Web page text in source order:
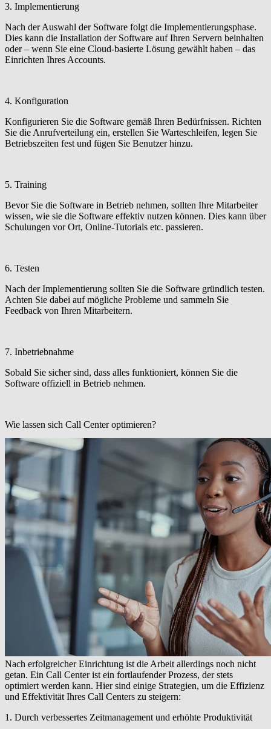
3. Implementierung
Nach der Auswahl der Software folgt die Implementierungsphase.
Dies kann die Installation der Software auf Ihren Servern beinhalten
oder – wenn Sie eine Cloud-basierte Lösung gewählt haben – das
Einrichten Ihres Accounts.
4. Konfiguration
Konfigurieren Sie die Software gemäß Ihren Bedürfnissen. Richten
Sie die Anrufverteilung ein, erstellen Sie Warteschleifen, legen Sie
Betriebszeiten fest und fügen Sie Benutzer hinzu.
5. Training
Bevor Sie die Software in Betrieb nehmen, sollten Ihre Mitarbeiter
wissen, wie sie die Software effektiv nutzen können. Dies kann über
Schulungen vor Ort, Online-Tutorials etc. passieren.
6. Testen
Nach der Implementierung sollten Sie die Software gründlich testen.
Achten Sie dabei auf mögliche Probleme und sammeln Sie
Feedback von Ihren Mitarbeitern.
7. Inbetriebnahme
Sobald Sie sicher sind, dass alles funktioniert, können Sie die
Software offiziell in Betrieb nehmen.
Wie lassen sich Call Center optimieren?
Nach erfolgreicher Einrichtung ist die Arbeit allerdings noch nicht
getan. Ein Call Center ist ein fortlaufender Prozess, der stets
optimiert werden kann. Hier sind einige Strategien, um die Effizienz
und Effektivität Ihres Call Centers zu steigern:
1. Durch verbessertes Zeitmanagement und erhöhte Produktivität